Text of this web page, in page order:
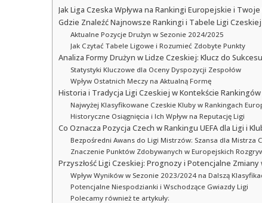
Jak Liga Czeska Wpływa na Rankingi Europejskie i
Gdzie Znaleźć Najnowsze Rankingi i Tabele Ligi Czeskiej
Aktualne Pozycje Drużyn w Sezonie 2024/2025
Jak Czytać Tabele Ligowe i Rozumieć Zdobyte Punkty
Analiza Formy Drużyn w Lidze Czeskiej: Klucz do
Statystyki Kluczowe dla Oceny Dyspozycji Zespołów
Wpływ Ostatnich Meczy na Aktualną Formę
Historia i Tradycja Ligi Czeskiej w Kontekście Rankingów
Najwyżej Klasyfikowane Czeskie Kluby w Rankingach
Historyczne Osiągnięcia i Ich Wpływ na Reputację Ligi
Co Oznacza Pozycja Czech w Rankingu UEFA dla Ligi i
Bezpośredni Awans do Ligi Mistrzów: Szansa dla Mistrza
Znaczenie Punktów Zdobywanych w Europejskich
Przyszłość Ligi Czeskiej: Prognozy i Potencjalne Zmiany
Wpływ Wyników w Sezonie 2023/2024 na Dalszą
Potencjalne Niespodzianki i Wschodzące Gwiazdy Ligi
Polecamy również te artykuły: